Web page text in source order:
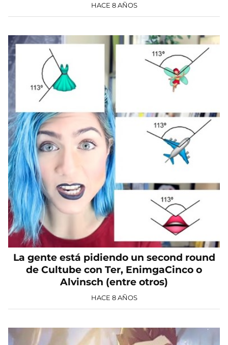
HACE 8 AÑOS
La gente está pidiendo un second round
de Cultube con Ter, EnimgaCinco o
Alvinsch (entre otros)
HACE 8 AÑOS